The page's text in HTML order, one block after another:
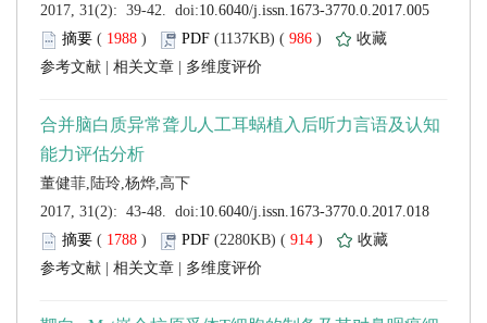
( ) 986 )
( ) 914 )